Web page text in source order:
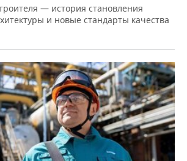
— история становления
и новые стандарты качества